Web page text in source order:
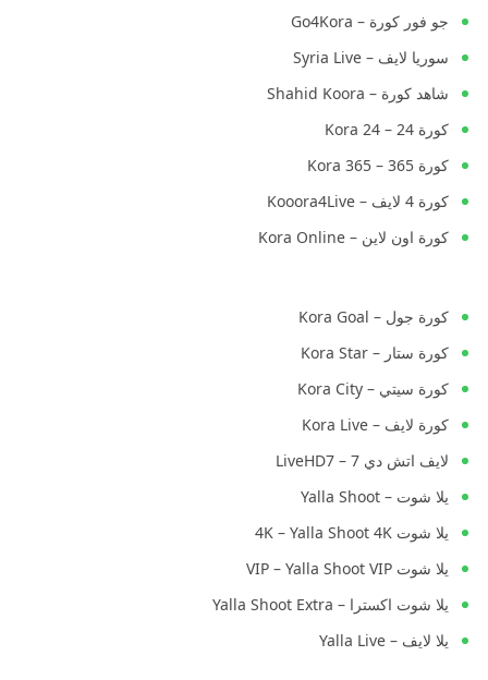
جو فور كورة – Go4Kora
سوريا لايف – Syria Live
شاهد كورة – Shahid Koora
كورة 24 – Kora 24
كورة 365 – Kora 365
كورة 4 لايف – Kooora4Live
كورة اون لاين – Kora Online
كورة جول – Kora Goal
كورة ستار – Kora Star
كورة سيتي – Kora City
كورة لايف – Kora Live
لايف اتش دي 7 – LiveHD7
يلا شوت – Yalla Shoot
يلا شوت 4K – Yalla Shoot 4K
يلا شوت VIP – Yalla Shoot VIP
يلا شوت اكسترا – Yalla Shoot Extra
يلا لايف – Yalla Live